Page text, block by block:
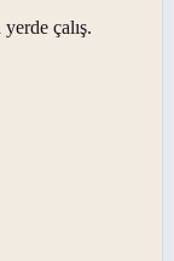
çalış.